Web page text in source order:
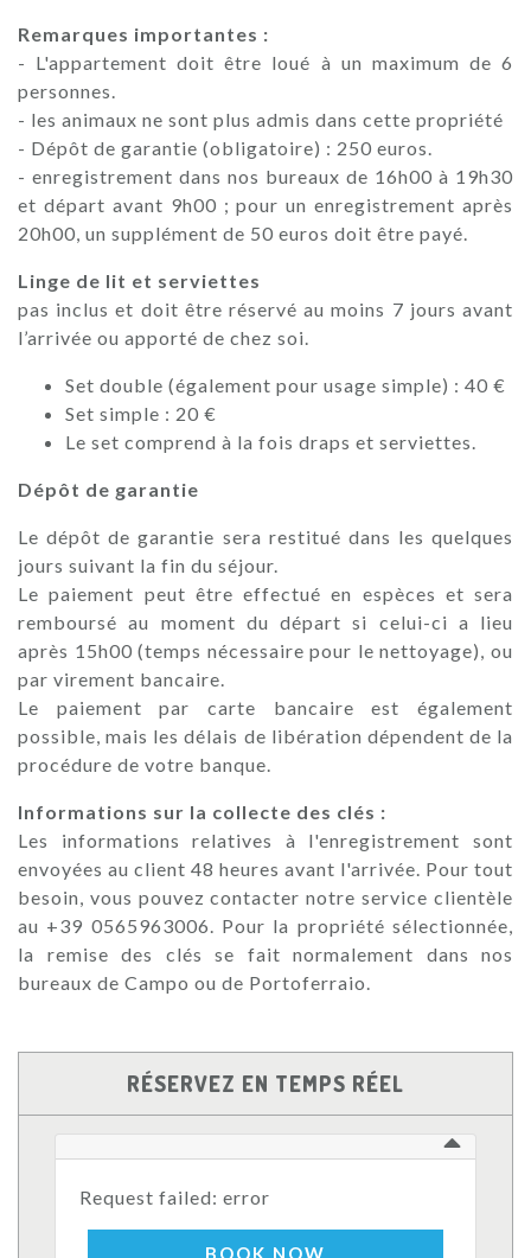
Remarques importantes :
- L'appartement doit être loué à un maximum de 6
personnes.
- les animaux ne sont plus admis dans cette propriété
- Dépôt de garantie (obligatoire) : 250 euros.
- enregistrement dans nos bureaux de 16h00 à 19h30
et départ avant 9h00 ; pour un enregistrement après
20h00, un supplément de 50 euros doit être payé.
Linge de lit et serviettes
pas inclus et doit être réservé au moins 7 jours avant
l’arrivée ou apporté de chez soi.
Set double (également pour usage simple) : 40 €
Set simple : 20 €
Le set comprend à la fois draps et serviettes.
Dépôt de garantie
Le dépôt de garantie sera restitué dans les quelques
jours suivant la fin du séjour.
Le paiement peut être effectué en espèces et sera
remboursé au moment du départ si celui-ci a lieu
après 15h00 (temps nécessaire pour le nettoyage), ou
par virement bancaire.
Le paiement par carte bancaire est également
possible, mais les délais de libération dépendent de la
procédure de votre banque.
Informations sur la collecte des clés :
Les informations relatives à l'enregistrement sont
envoyées au client 48 heures avant l'arrivée. Pour tout
besoin, vous pouvez contacter notre service clientèle
au +39 0565963006. Pour la propriété sélectionnée,
la remise des clés se fait normalement dans nos
bureaux de Campo ou de Portoferraio.
RÉSERVEZ EN TEMPS RÉEL
Request failed: error
BOOK NOW